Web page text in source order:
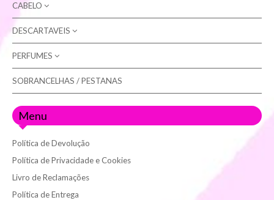
CABELO
COLORAÇÃO
ARTX
NATURE (sem amoníaco)
OXIDANTES
CUIDADOS (champôs / máscaras)
EQUIPAMENTOS
ACESSÓRIOS (para cabelo)
TÉCNICO
DESCARTAVEIS
LUVAS
ROLOS DE MARQUESA
PERFUMES
MULHER
HOMEM
SOBRANCELHAS / PESTANAS
Menu
Política de Devolução
Política de Privacidade e Cookies
Livro de Reclamações
Política de Entrega